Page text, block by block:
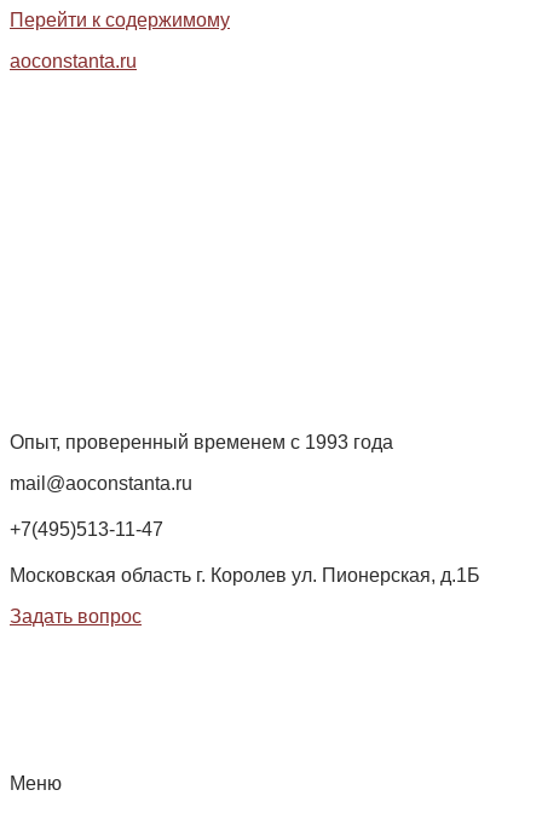
Перейти к содержимому
aoconstanta.ru
Опыт, проверенный временем с 1993 года
mail@aoconstanta.ru
+7(495)513-11-47
Московская область г. Королев ул. Пионерская, д.1Б
Задать вопрос
Меню